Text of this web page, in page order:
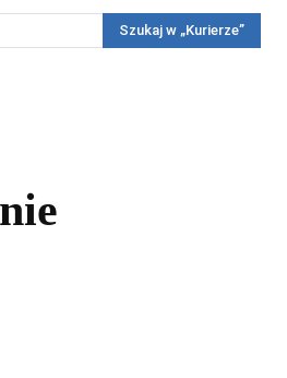
Więcej
Szukaj w „Kurierze”